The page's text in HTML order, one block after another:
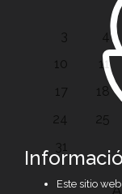
3
4
10
11
17
18
24
25
31
Este sitio